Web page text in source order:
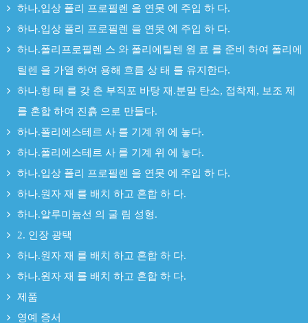
하나.입상 폴리 프로필렌 을 연못 에 주입 하 다.
하나.입상 폴리 프로필렌 을 연못 에 주입 하 다.
하나.폴리프로필렌 스 와 폴리에틸렌 원 료 를 준비 하여 폴리에
틸렌 을 가열 하여 용해 흐름 상 태 를 유지한다.
하나.형 태 를 갖 춘 부직포 바탕 재.분말 탄소, 접착제, 보조 제
를 혼합 하여 진흙 으로 만들다.
하나.폴리에스테르 사 를 기계 위 에 놓다.
하나.폴리에스테르 사 를 기계 위 에 놓다.
하나.입상 폴리 프로필렌 을 연못 에 주입 하 다.
하나.원자 재 를 배치 하고 혼합 하 다.
하나.알루미늄선 의 굴 림 성형.
2. 인장 광택
하나.원자 재 를 배치 하고 혼합 하 다.
하나.원자 재 를 배치 하고 혼합 하 다.
제품
영예 증서